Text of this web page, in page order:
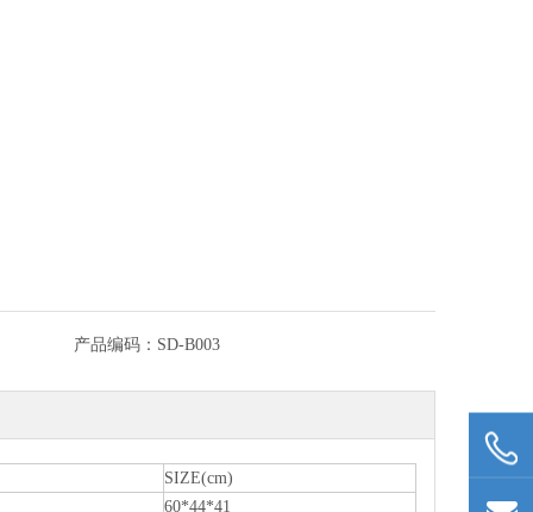
产品编码： SD-B003
SIZE(cm)
60*44*41